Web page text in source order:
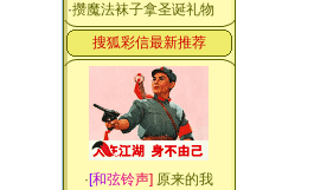
·攒魔法袜子拿圣诞礼物
搜狐彩信最新推荐
·[和弦铃声] 原来的我